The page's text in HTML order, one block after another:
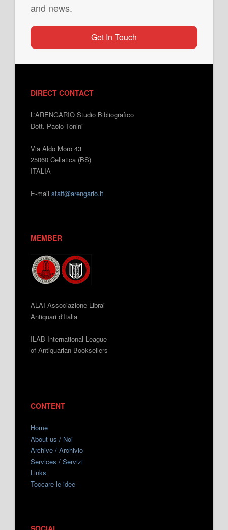
and news.
Get In Touch
DIRECT CONTACT
L'ARENGARIO Studio Bibliografico
Dott. Paolo Tonini
Via Aldo Moro 43
25060 Cellatica (BS)
ITALIA
E-mail staff@arengario.it
MEMBER
ALAI Associazione Librai
Antiquari d'Italia
ILAB International League
of Antiquarian Booksellers
CONTENT
Home
About us / Noi
Archive / Archivio
Services / Servizi
Links
Toccare le idee